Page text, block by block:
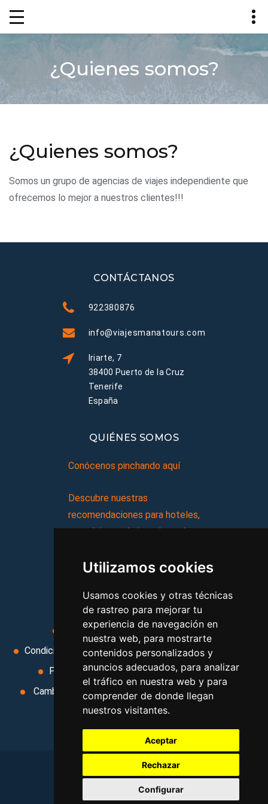
Utilizamos cookies
Usamos cookies y otras técnicas
de rastreo para mejorar tu
experiencia de navegación en
nuestra web, para mostrarte
contenidos personalizados y
anuncios adecuados, para analizar
el tráfico en nuestra web y para
comprender de donde llegan
nuestros visitantes.
Aceptar
Rechazar
Configurar
¿Quienes somos?
¿Quienes somos?
Somos un grupo de agencias de viajes independiente que
ofrecemos lo mejor a nuestros clientes!!!
CONTÁCTANOS
922380876
info@viajesmanatours.com
Iriarte, 7
38400 Puerto de la Cruz
Tenerife
España
QUIÉNES SOMOS
Conócenos pinchando aquí
Descubre nuestras
recomendaciones para hoteles,
complejos turísticos, hostales,
viajes, y mucho más!
MI AGENCIA
Aviso legal
Condiciones de uso
Condiciones Generales
Ley de Viajes Combinados
Política de privacidad
Uso de cookies
Cambiar preferencias de cookies
Area privada
Contacto